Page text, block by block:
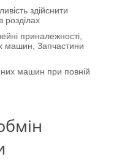
здійснити
розділах
приналежності,
машин, Запчастини
машин при повній